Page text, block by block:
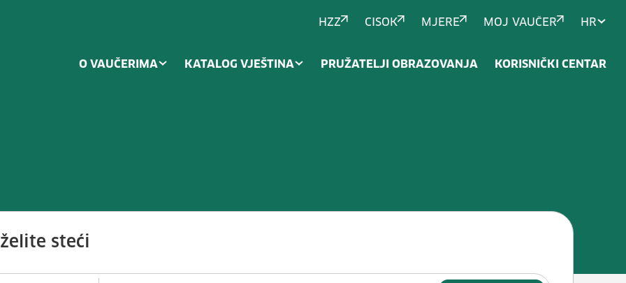
HZZ CISOK MJERE MOJ VAUČER HR
O VAUČERIMA KATALOG VJEŠTINA PRUŽATELJI OBRAZOVANJA KORISNIČKI CENTAR
skladištenja otpada po kategoriji, svojstvima i agregatnom
steći